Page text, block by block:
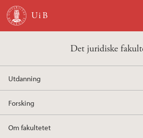
Hopp til hovedinnhold
Det juridiske
Utdanning
Forsking
Om fakultetet